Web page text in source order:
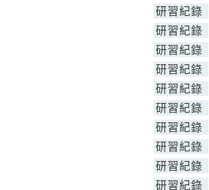
研習紀錄
研習紀錄
研習紀錄
研習紀錄
研習紀錄
研習紀錄
研習紀錄
研習紀錄
研習紀錄
研習紀錄